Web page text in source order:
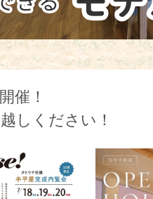
催！
しください！